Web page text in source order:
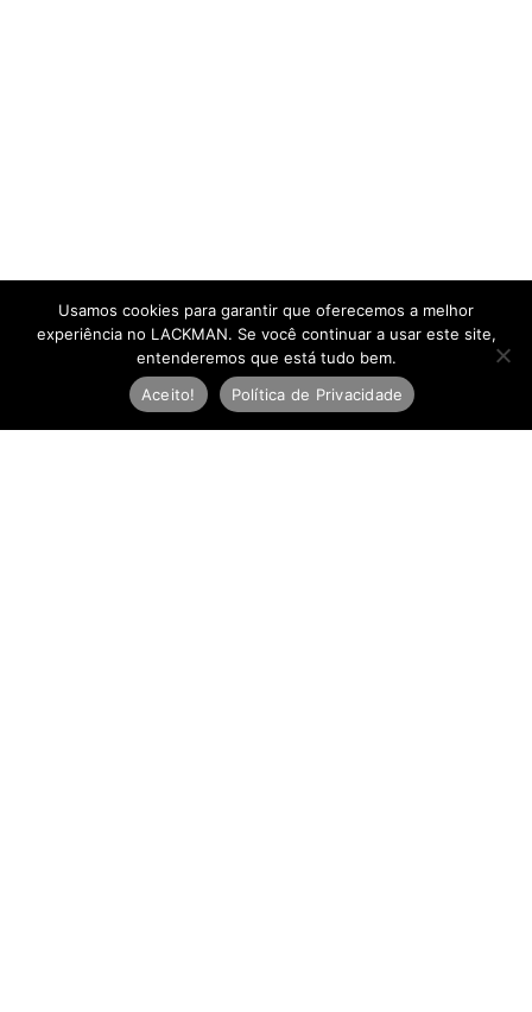
Usamos cookies para garantir que oferecemos a melhor
experiência no LACKMAN. Se você continuar a usar este site,
entenderemos que está tudo bem.
Aceito!
Política de Privacidade